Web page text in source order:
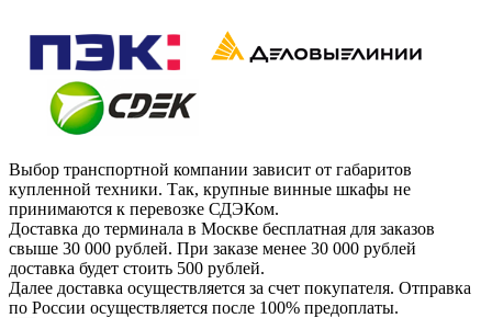
Выбор транспортной компании зависит от габаритов
купленной техники. Так, крупные винные шкафы не
принимаются к перевозке СДЭКом.
Доставка до терминала в Москве бесплатная для заказов
свыше 30 000 рублей. При заказе менее 30 000 рублей
доставка будет стоить 500 рублей.
Далее доставка осуществляется за счет покупателя. Отправка
по России осуществляется после 100% предоплаты.